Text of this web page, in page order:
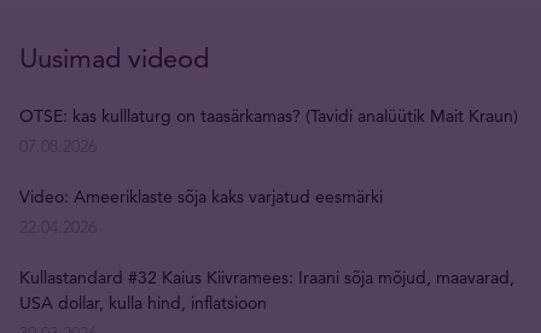
Uusimad videod
OTSE: kas kulllaturg on taasärkamas? (Tavidi analüütik Mait Kraun)
Video: Ameeriklaste sõja kaks varjatud eesmärki
Kullastandard #32 Kaius Kiivramees: Iraani sõja mõjud, maavarad,
USA dollar, kulla hind, inflatsioon